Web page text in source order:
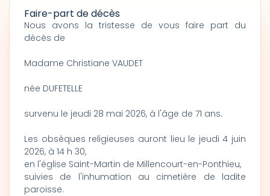
Faire-part de décès
Nous avons la tristesse de vous faire part du
décès de
Madame Christiane VAUDET
née DUFETELLE
survenu le jeudi 28 mai 2026, à l'âge de 71 ans.
Les obsèques religieuses auront lieu le jeudi 4 juin
2026, à 14 h 30,
en l'église Saint-Martin de Millencourt-en-Ponthieu,
suivies de l'inhumation au cimetière de ladite
paroisse.